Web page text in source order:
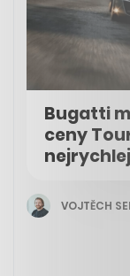
Bugatti
ceny
VOJTĚCH